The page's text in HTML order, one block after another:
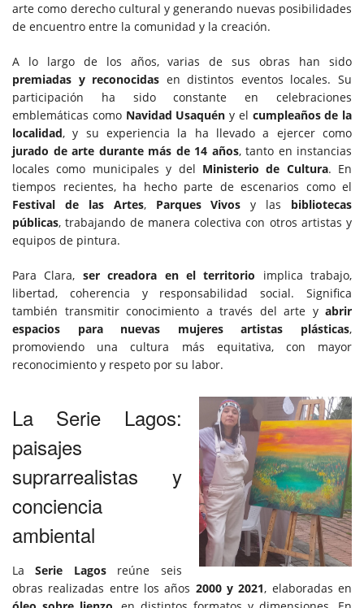
arte como derecho cultural y generando nuevas posibilidades
de encuentro entre la comunidad y la creación.
A lo largo de los años, varias de sus obras han sido
premiadas y reconocidas en distintos eventos locales. Su
participación ha sido constante en celebraciones
emblemáticas como Navidad Usaquén y el cumpleaños de la
localidad, y su experiencia la ha llevado a ejercer como
jurado de arte durante más de 14 años, tanto en instancias
locales como municipales y del Ministerio de Cultura. En
tiempos recientes, ha hecho parte de escenarios como el
Festival de las Artes, Parques Vivos y las bibliotecas
públicas, trabajando de manera colectiva con otros artistas y
equipos de pintura.
Para Clara, ser creadora en el territorio implica trabajo,
libertad, coherencia y responsabilidad social. Significa
también transmitir conocimiento a través del arte y abrir
espacios para nuevas mujeres artistas plásticas,
promoviendo una cultura más equitativa, con mayor
reconocimiento y respeto por su labor.
La Serie Lagos:
paisajes
suprarrealistas y
conciencia
ambiental
LaSerie Lagosreúne seis
obras realizadas entre los años 2000 y 2021, elaboradas en